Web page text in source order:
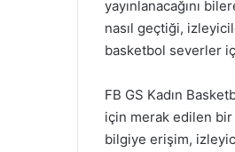
yayınlanacağını
nasıl geçtiği,
basketbol severler
FB GS Kadın
için merak edilen bir
bilgiye erişim,